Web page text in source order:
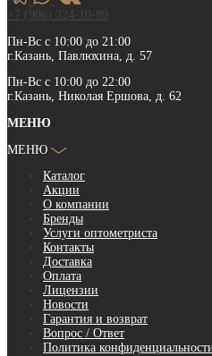
+7 (906) 324-10-89
Пн-Вс с 10:00 до 21:00
г.Казань, Павлюхина, д. 57
Пн-Вс с 10:00 до 22:00
г.Казань, Николая Ершова, д. 62
МЕНЮ
МЕНЮ
Каталог
Акции
О компании
Бренды
Услуги оптометриста
Контакты
Доставка
Оплата
Лицензии
Новости
Гарантия и возврат
Вопрос / Ответ
Политика